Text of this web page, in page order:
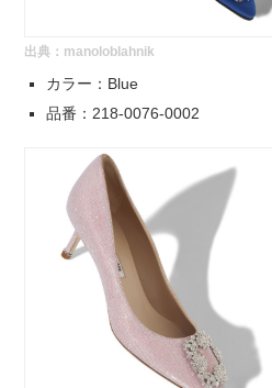
出典： manoloblahnik
カラー：Blue
品番：218-0076-0002